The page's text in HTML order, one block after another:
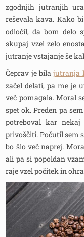
zgodnjih jutranjih
reševala kava. Kako
odločil, da bom delo
skupaj vzel zelo
jutranje vstajanje še
Čeprav je bilajutranja
začel delati, pa me je
več pomagala. Moral
spet ok. Preden pa
potreboval kar nekaj
privoščiti. Počutil sem
bo šlo več naprej.
ali pa si popoldan
raje vzel počitek in